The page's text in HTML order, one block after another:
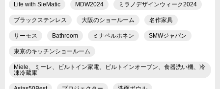
Life with SieMatic MDW2024 ミラノデザインウィーク2024
ブラックステンレス 大阪のショールーム 名作家具
サーモス Bathroom ミナペルホネン SMWジャパン
東京のキッチンショールーム
Miele、ミーレ、ビルトイン家電、ビルトインオーブン、食器洗い機、冷
凍冷蔵庫